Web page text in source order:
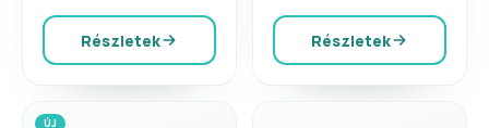
Részletek Részletek
ÚJ